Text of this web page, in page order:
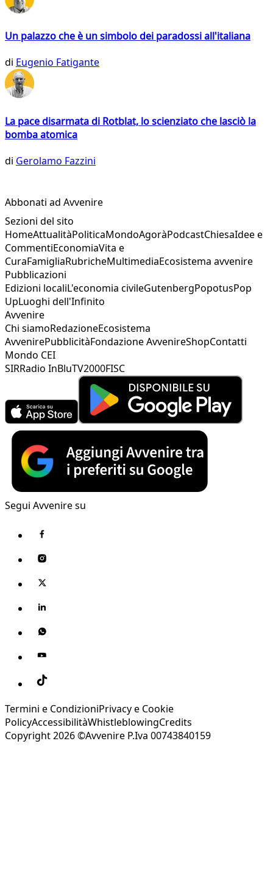
Un palazzo che è un simbolo dei paradossi all'italiana
di Eugenio Fatigante
La pace disarmata di Rotblat, lo scienziato che lasciò la
bomba atomica
di Gerolamo Fazzini
Abbonati ad Avvenire
Sezioni del sito
HomeAttualitàPoliticaMondoAgoràPodcastChiesaIdee e
CommentiEconomiaVita e
CuraFamigliaRubricheMultimediaEcosistema avvenire
Pubblicazioni
Edizioni localiL'economia civileGutenbergPopotusPop
UpLuoghi dell'Infinito
Avvenire
Chi siamoRedazioneEcosistema
AvvenirePubblicitàFondazione AvvenireShopContatti
Mondo CEI
SIRRadio InBluTV2000FISC
Segui Avvenire su
Termini e CondizioniPrivacy e Cookie
PolicyAccessibilitàWhistleblowingCredits
Copyright 2026 ©Avvenire P.Iva 00743840159